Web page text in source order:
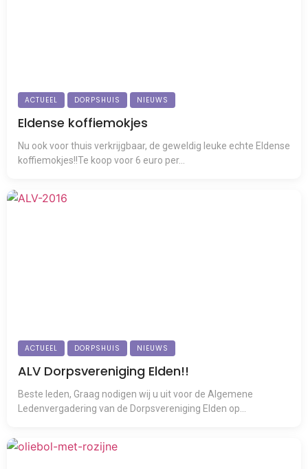
ACTUEEL DORPSHUIS NIEUWS
Eldense koffiemokjes
Nu ook voor thuis verkrijgbaar, de geweldig leuke echte Eldense
koffiemokjes!!Te koop voor 6 euro per...
ACTUEEL DORPSHUIS NIEUWS
ALV Dorpsvereniging Elden!!
Beste leden, Graag nodigen wij u uit voor de Algemene
Ledenvergadering van de Dorpsvereniging Elden op...